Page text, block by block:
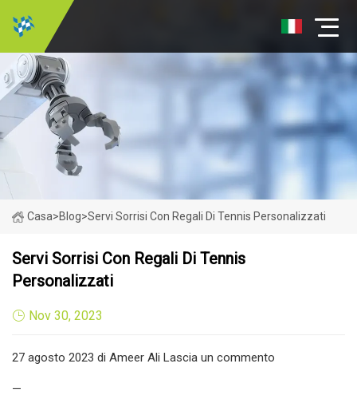
Casa>Blog>Servi Sorrisi Con Regali Di Tennis Personalizzati
Servi Sorrisi Con Regali Di Tennis
Personalizzati
Nov 30, 2023
27 agosto 2023 di Ameer Ali Lascia un commento
—